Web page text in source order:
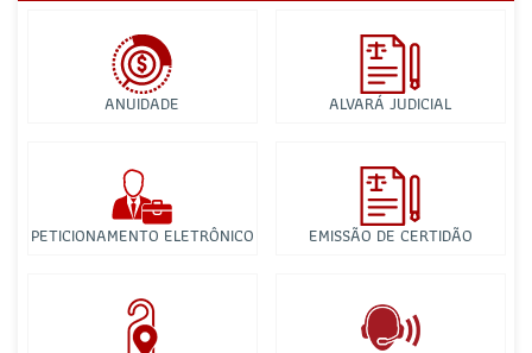
ANUIDADE ALVARÁ JUDICIAL
PETICIONAMENTO ELETRÔNICO EMISSÃO DE CERTIDÃO